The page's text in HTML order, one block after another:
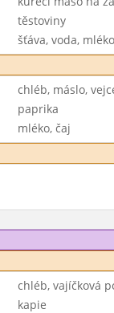
těstoviny
šťáva, voda, mléko
chléb, máslo,
paprika
mléko, čaj
chléb, vajíčková
kapie